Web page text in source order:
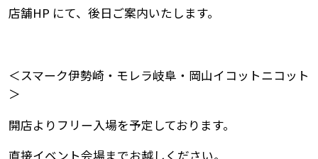
店舗HP にて、後日ご案内いたします。
＜スマーク伊勢崎・モレラ岐阜・岡山イコットニコット
＞
開店よりフリー入場を予定しております。